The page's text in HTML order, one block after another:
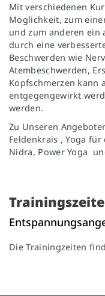
Mit verschiedenen
Möglichkeit, zum
und zum anderen ein
durch eine
Beschwerden wie
Atembeschwerden,
Kopfschmerzen kann
entgegengewirkt
werden.
Zu Unseren
Feldenkrais , Yoga für
Nidra, Power Yoga
Die Trainingzeiten